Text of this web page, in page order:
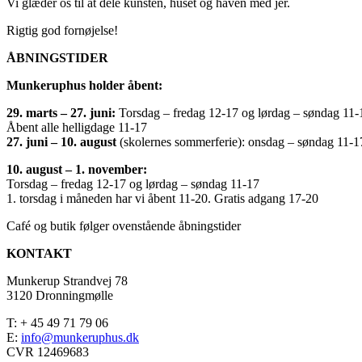
Vi glæder os til at dele kunsten, huset og haven med jer.
Rigtig god fornøjelse!
ÅBNINGSTIDER
Munkeruphus holder åbent:
29. marts – 27. juni: Torsdag – fredag 12-17 og lørdag – søndag 11-
Åbent alle helligdage 11-17
27. juni – 10. august (skolernes sommerferie): onsdag – søndag 11-
10. august – 1. november:
Torsdag – fredag 12-17 og lørdag – søndag 11-17
1. torsdag i måneden har vi åbent 11-20. Gratis adgang 17-20
Café og butik følger ovenstående åbningstider
KONTAKT
Munkerup Strandvej 78
3120 Dronningmølle
T: + 45 49 71 79 06
E: info@munkeruphus.dk
CVR 12469683